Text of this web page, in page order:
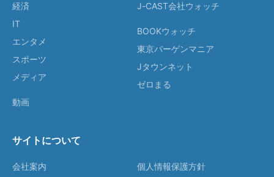
経済
IT
エンタメ
スポーツ
メディア
動画
J-CAST会社ウォッチ
BOOKウォッチ
東京バーゲンマニア
Jタウンネット
ゼロまる
サイトについて
会社案内
個人情報保護方針